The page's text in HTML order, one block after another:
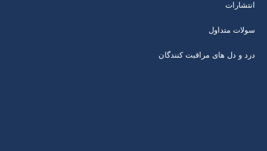
انتشارات
سولات متداول
درد و دل های مراقبت کنندگان